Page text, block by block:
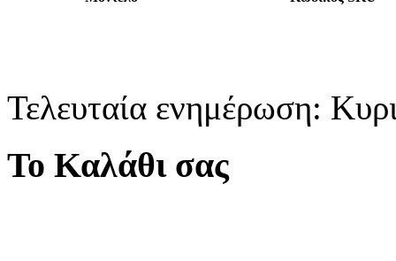
Τελευταία ενημέρωση:
Το Καλάθι σας